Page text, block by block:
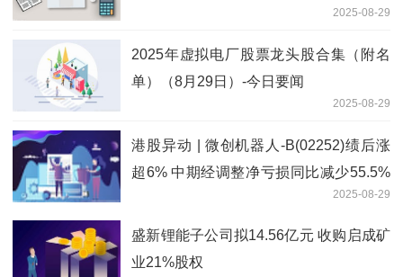
2025-08-29
2025年虚拟电厂股票龙头股合集（附名
单）（8月29日）-今日要闻
2025-08-29
港股异动 | 微创机器人-B(02252)绩后涨
超6% 中期经调整净亏损同比减少55.5%
2025-08-29
盛新锂能子公司拟14.56亿元 收购启成矿
业21%股权